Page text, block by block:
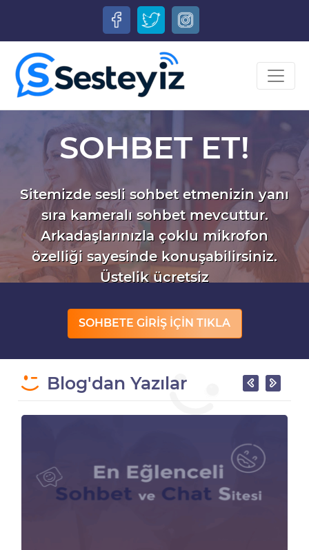
SOHBET ET!
Sitemizde sesli sohbet etmenizin yanı
sıra kameralı sohbet mevcuttur.
Arkadaşlarınızla çoklu mikrofon
özelliği sayesinde konuşabilirsiniz.
Üstelik ücretsiz
SOHBETE GİRİŞ İÇİN TIKLA
Blog'dan Yazılar